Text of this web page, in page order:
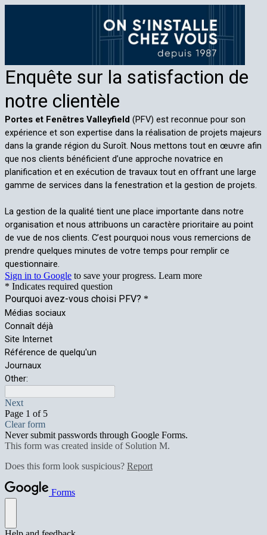
Enquête sur la satisfaction de
notre clientèle
Portes et Fenêtres Valleyfield (PFV) est reconnue pour son
expérience et son expertise dans la réalisation de projets majeurs
dans la grande région du Suroît. Nous mettons tout en œuvre afin
que nos clients bénéficient d’une approche novatrice en
planification et en exécution de travaux tout en offrant une large
gamme de services dans la fenestration et la gestion de projets.
La gestion de la qualité tient une place importante dans notre
organisation et nous attribuons un caractère prioritaire au point
de vue de nos clients. C’est pourquoi nous vous remercions de
prendre quelques minutes de votre temps pour remplir ce
questionnaire.
Sign in to Google to save your progress. Learn more
* Indicates required question
Pourquoi avez-vous choisi PFV? *
Médias sociaux
Connaît déjà
Site Internet
Référence de quelqu'un
Journaux
Other:
Next
Page 1 of 5
Clear form
Never submit passwords through Google Forms.
This form was created inside of Solution M.
Does this form look suspicious? Report
Forms